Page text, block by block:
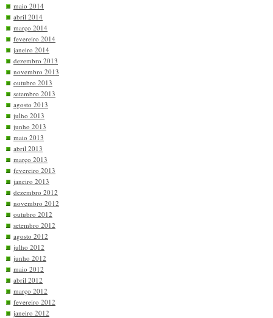
maio 2014
abril 2014
março 2014
fevereiro 2014
janeiro 2014
dezembro 2013
novembro 2013
outubro 2013
setembro 2013
agosto 2013
julho 2013
junho 2013
maio 2013
abril 2013
março 2013
fevereiro 2013
janeiro 2013
dezembro 2012
novembro 2012
outubro 2012
setembro 2012
agosto 2012
julho 2012
junho 2012
maio 2012
abril 2012
março 2012
fevereiro 2012
janeiro 2012